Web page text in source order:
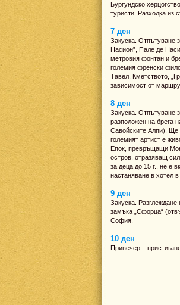
Бургундско
туристи. Разходка из
7 ден
Закуска. Отпътуване
Насион”, Пале де
метровия фонтан и
големия френски
Тавел, Кметството,
зависимост от
8 ден
Закуска. Отпътуване
разположен на брега
Савойските Алпи). Ще
големият артист е
Епок, превръщащи
остров, отразяващ
за деца до 15 г., не е
настаняване в хотел
9 ден
Закуска.
замъка „Сфорца“
София.
10 ден
Привечер –